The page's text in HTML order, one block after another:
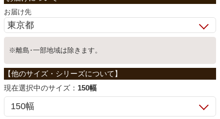
学習机
ホームオフィス
こたつ
お届け先
※離島･一部地域は除きます。
サイズ： 150幅